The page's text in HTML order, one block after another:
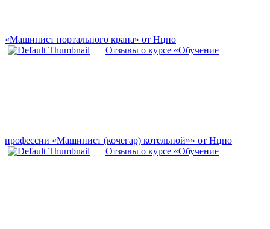
«Машинист портального крана» от Нцпо
Отзывы о курсе «Обучение
профессии «Машинист (кочегар) котельной»» от Нцпо
Отзывы о курсе «Обучение